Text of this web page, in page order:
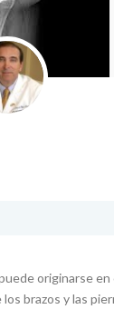
originarse
brazos y las